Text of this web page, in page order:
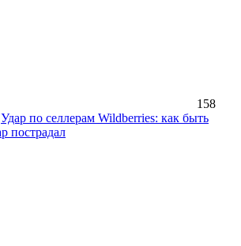
158
Удар по селлерам Wildberries: как быть
пострадал